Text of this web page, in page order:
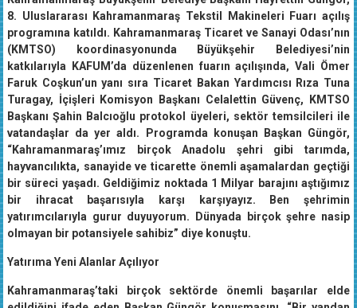
Kahramanmaraş Büyükşehir Belediye Başkanı Hayrettin Güngör,
8. Uluslararası Kahramanmaraş Tekstil Makineleri Fuarı açılış
programına katıldı. Kahramanmaraş Ticaret ve Sanayi Odası’nın
(KMTSO) koordinasyonunda Büyükşehir Belediyesi’nin
katkılarıyla KAFUM’da düzenlenen fuarın açılışında, Vali Ömer
Faruk Coşkun’un yanı sıra Ticaret Bakan Yardımcısı Rıza Tuna
Turagay, İçişleri Komisyon Başkanı Celalettin Güvenç, KMTSO
Başkanı Şahin Balcıoğlu protokol üyeleri, sektör temsilcileri ile
vatandaşlar da yer aldı. Programda konuşan Başkan Güngör,
“Kahramanmaraş’ımız birçok Anadolu şehri gibi tarımda,
hayvancılıkta, sanayide ve ticarette önemli aşamalardan geçtiği
bir süreci yaşadı. Geldiğimiz noktada 1 Milyar barajını aştığımız
bir ihracat başarısıyla karşı karşıyayız. Ben şehrimin
yatırımcılarıyla gurur duyuyorum. Dünyada birçok şehre nasip
olmayan bir potansiyele sahibiz” diye konuştu.
Yatırıma Yeni Alanlar Açılıyor
Kahramanmaraş’taki birçok sektörde önemli başarılar elde